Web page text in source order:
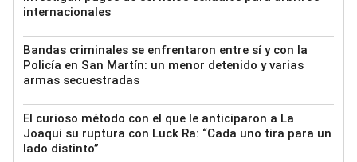
internacionales
Bandas criminales se enfrentaron entre sí y con la
Policía en San Martín: un menor detenido y varias
armas secuestradas
El curioso método con el que le anticiparon a La
Joaqui su ruptura con Luck Ra: “Cada uno tira para un
lado distinto”